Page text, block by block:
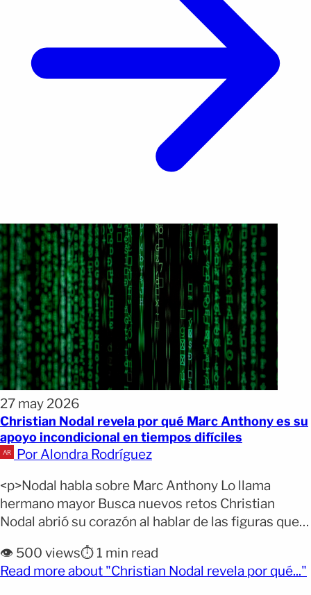
27 may 2026
Christian Nodal revela por qué Marc Anthony es su
apoyo incondicional en tiempos difíciles
Por Alondra Rodríguez
<p>Nodal habla sobre Marc Anthony Lo llama
hermano mayor Busca nuevos retos Christian
Nodal abrió su corazón al hablar de las figuras que
sorprendió al señalar a Marc Anthony como uno de
sus pilares más sólidos. El cantante de regional
👁️ 500 views⏱️ 1 min read
Read more about "Christian Nodal revela por qué..."